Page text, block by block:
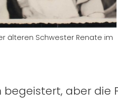
älteren Schwester Renate im
begeistert, aber